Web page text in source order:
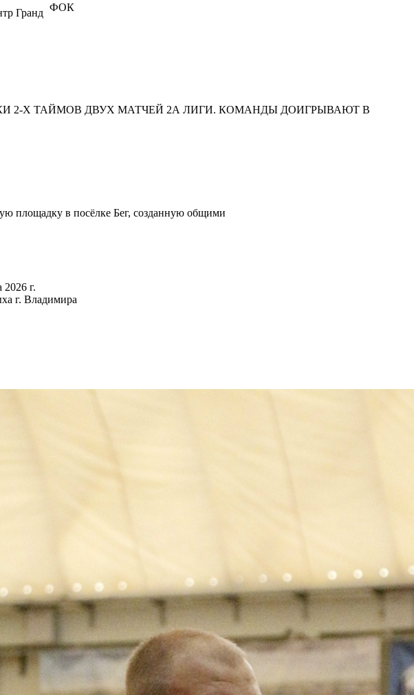
Гранд ФОК
2-Х ТАЙМОВ ДВУХ МАТЧЕЙ 2А ЛИГИ. КОМАНДЫ ДОИГРЫВАЮТ В
площадку в посёлке Бег, созданную общими
2026 г.
г. Владимира